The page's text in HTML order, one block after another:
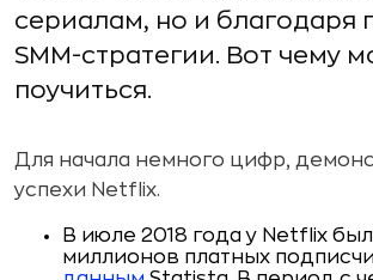
сериалам, но и благодаря
SMM-стратегии. Вот чему
поучиться.
Для начала немного цифр,
успехи Netflix.
В июле 2018 года у Netflix
миллионов платных